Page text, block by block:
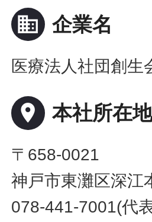
business 企業名
医療法人社団創生
place 本社所在地
〒658-0021
神戸市東灘区深江
078-441-7001(代